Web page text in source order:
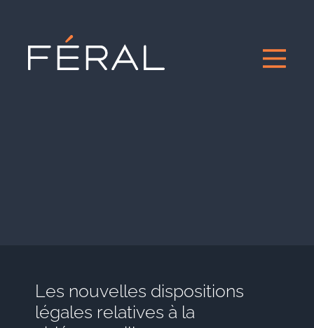
Les nouvelles dispositions
légales relatives à la